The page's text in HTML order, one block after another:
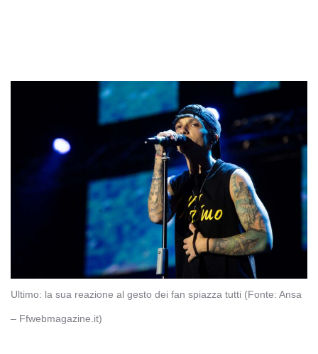
Ultimo: la sua reazione al gesto dei fan spiazza tutti (Fonte: Ansa
– Ffwebmagazine.it)